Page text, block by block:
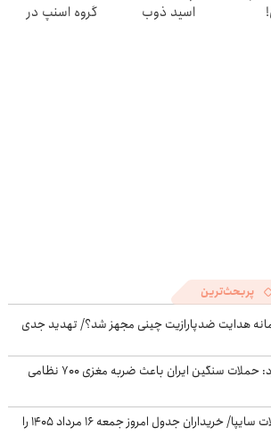
اسید ذوب
گروه اسنپ در
پربحث‌ترین
هدایت ضدپارازیت چینی مجهز شد؟/ تهدید جدی
آسوشیتدپرس افشا کرد: حملات سنگین ایران باعث ضربه مغزی ۷۰۰ نظامی
تغییرات شدید محصولات سایپا/ خریداران جدول امروز جمعه ۱۶ مرداد ۱۴۰۵ را